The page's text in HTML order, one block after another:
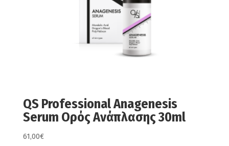
QS Professional Anagenesis
Serum Ορός Ανάπλασης 30ml
61,00€